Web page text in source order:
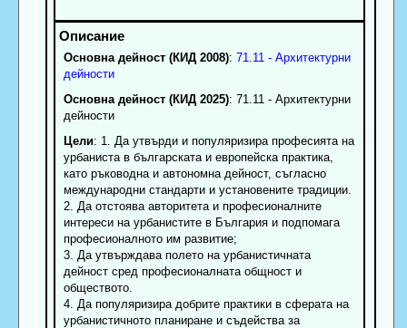
Основна дейност (КИД 2008): 71.11 - Архитектурни
дейности
Основна дейност (КИД 2025): 71.11 - Архитектурни
дейности
Цели: 1. Да утвърди и популяризира професията на
урбаниста в българската и европейска практика,
като ръководна и автономна дейност, съгласно
международни стандарти и установените традиции.
2. Да отстоява авторитета и професионалните
интереси на урбанистите в България и подпомага
професионалното им развитие;
3. Да утвърждава полето на урбанистичната
дейност сред професионалната общност и
обществото.
4. Да популяризира добрите практики в сферата на
урбанистичното планиране и съдейства за